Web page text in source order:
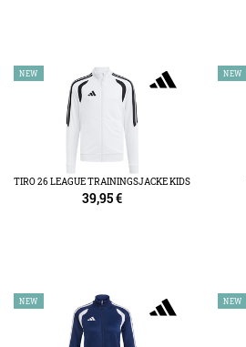
NEW
TIRO 26 LEAGUE TRAININGSJACKE KIDS
39,95€
NEW
NEW NEW